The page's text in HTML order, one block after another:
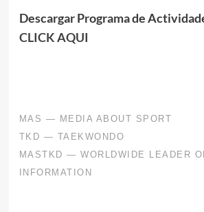
Descargar Programa de
CLICK AQUI